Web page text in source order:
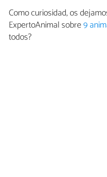
Como curiosidad, os
ExpertoAnimal sobre9
todos?